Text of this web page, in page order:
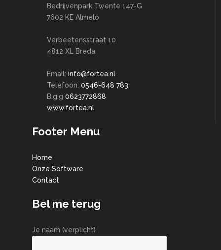
Bedrijvenpark Twente 147-G
7602 KE Almelo
Verbeetensstraat 10
4812 XL Breda
Email: info@fortea.nl
Telefoon: 0546-648 783
B.g.g 0623772868
www.fortea.nl
Footer Menu
Home
Onze Software
Contact
Bel me terug
Je naam (verplicht)